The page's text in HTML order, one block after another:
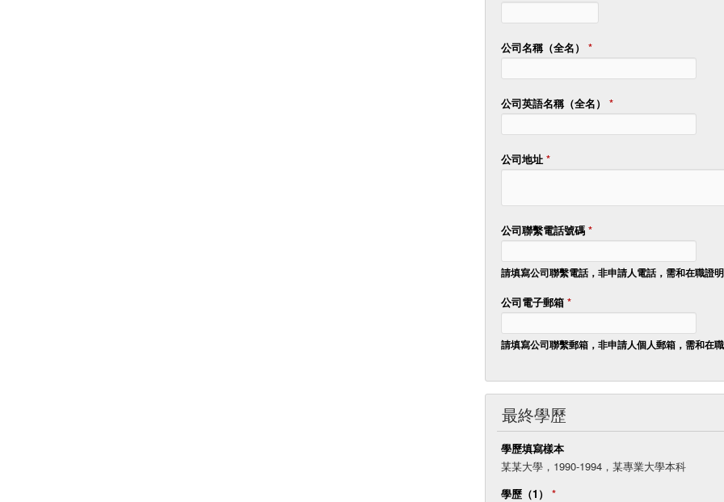
公司名稱（全名） *
公司英語名稱（全名） *
公司地址 *
公司聯繫電話號碼 *
請填寫公司聯繫電話，非申請人電話，需和在職證
公司電子郵箱 *
請填寫公司聯繫郵箱，非申請人個人郵箱，需和在
最終學歷
學歷填寫樣本
某某大學，1990-1994，某專業大學本科
學歷（1） *